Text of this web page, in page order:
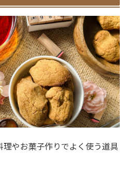
理やお菓子作りでよく使う道具